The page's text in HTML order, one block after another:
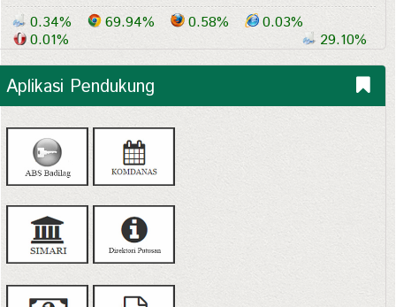
0.34%
69.94% 0.58%
0.03%
0.01%
29.10%
Aplikasi Pendukung